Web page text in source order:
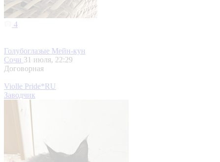
4
Голубоглазые Мейн-кун
Сочи 31 июля, 22:29
Договорная
Violle Pride*RU
Заводчик